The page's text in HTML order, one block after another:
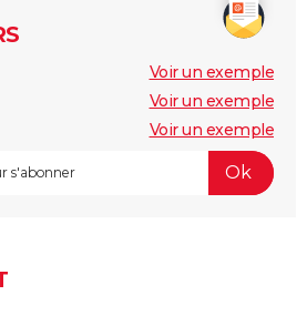
Voir un exemple
Voir un exemple
Voir un exemple